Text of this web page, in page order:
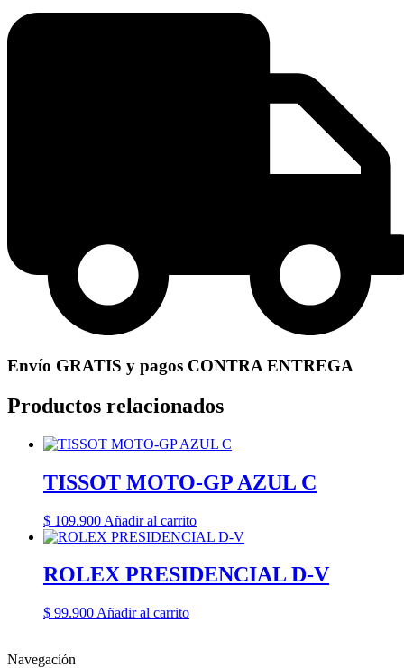
Envío GRATIS y pagos CONTRA ENTREGA
Productos relacionados
TISSOT MOTO-GP AZUL C
$ 109.900 Añadir al carrito
ROLEX PRESIDENCIAL D-V
$ 99.900 Añadir al carrito
Navegación